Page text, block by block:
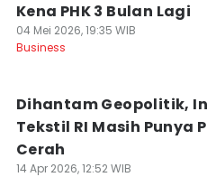
Kena PHK 3 Bulan Lagi
04 Mei 2026, 19:35 WIB
Business
Dihantam Geopolitik,
Tekstil RI Masih Punya
Cerah
14 Apr 2026, 12:52 WIB